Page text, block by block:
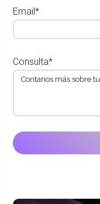
Email*
Consulta*